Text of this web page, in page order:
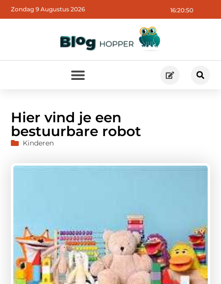
16:20:50
Zondag 9 Augustus 2026
Hier vind je een
bestuurbare robot
Kinderen